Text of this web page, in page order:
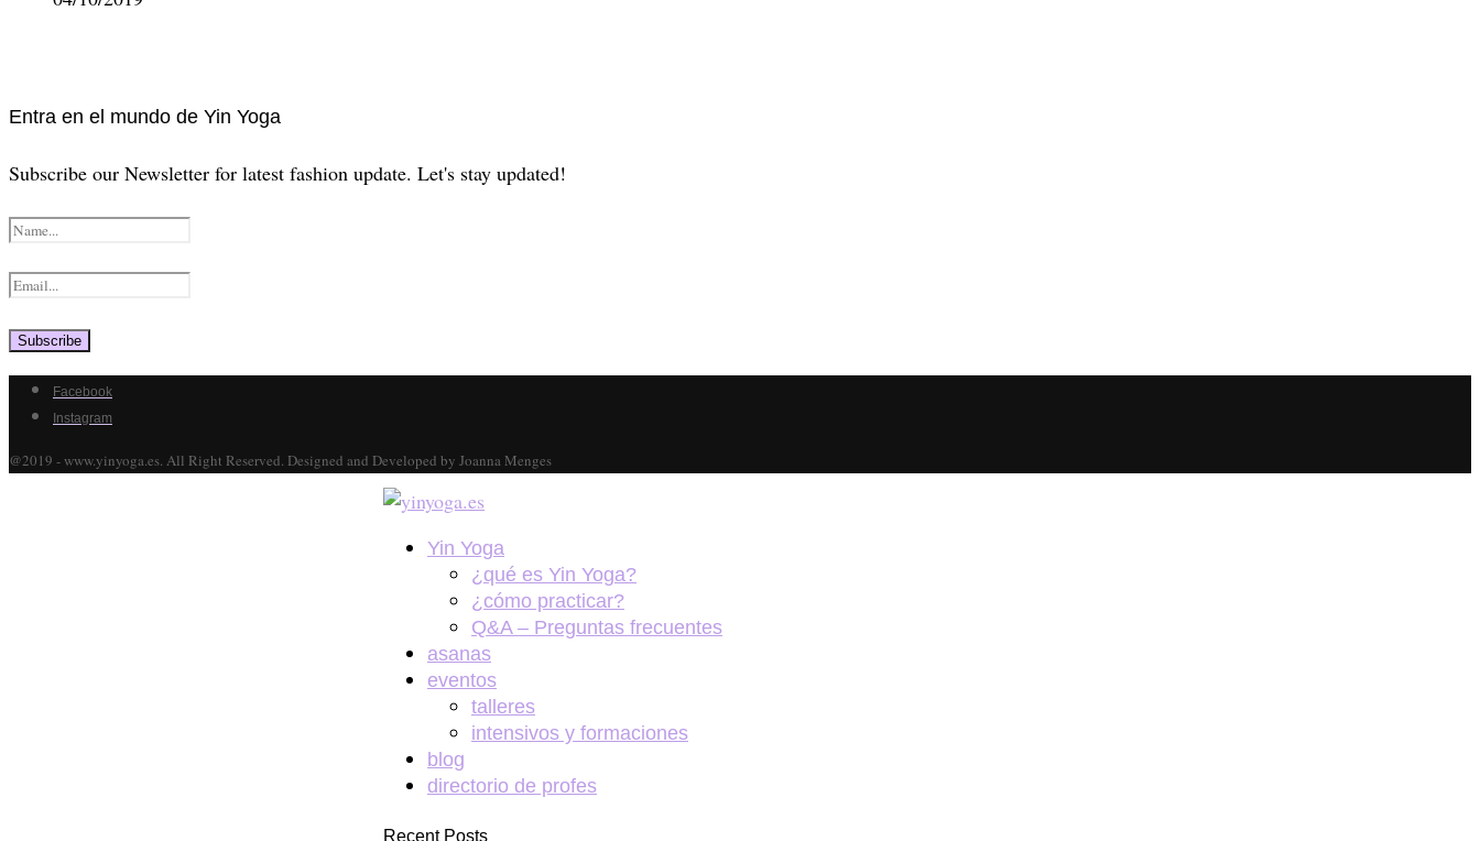
Entra en el mundo de Yin Yoga
Subscribe our Newsletter for latest fashion update. Let's stay updated!
Facebook
Instagram
@2019 - www.yinyoga.es. All Right Reserved. Designed and Developed by Joanna Menges
Yin Yoga
¿qué es Yin Yoga?
¿cómo practicar?
Q&A – Preguntas frecuentes
asanas
eventos
talleres
intensivos y formaciones
blog
directorio de profes
Recent Posts